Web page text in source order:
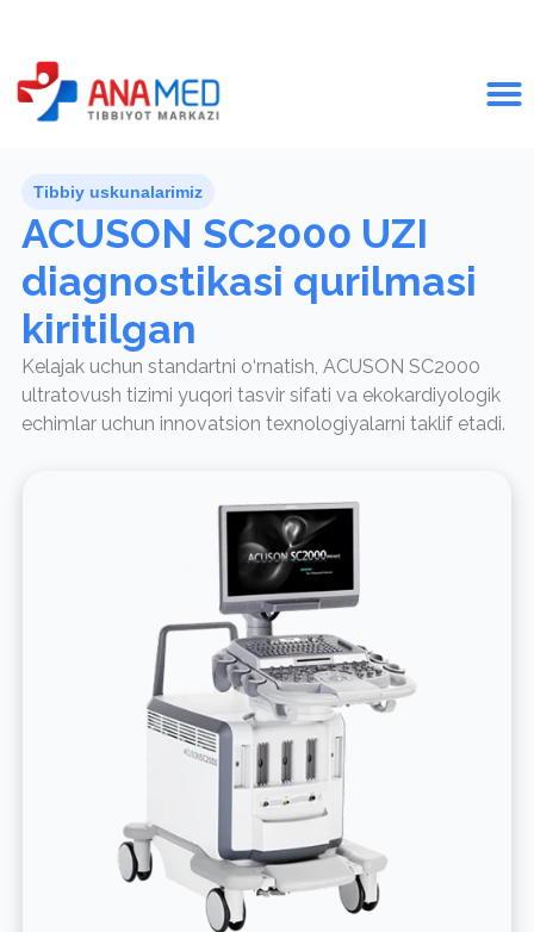
Tibbiy uskunalarimiz
ACUSON SC2000 UZI
diagnostikasi qurilmasi
kiritilgan
Kelajak uchun standartni o‘rnatish, ACUSON SC2000
ultratovush tizimi yuqori tasvir sifati va ekokardiyologik
echimlar uchun innovatsion texnologiyalarni taklif etadi.